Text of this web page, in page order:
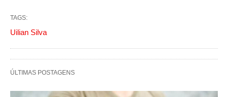
TAGS:
Uilian Silva
ÚLTIMAS POSTAGENS